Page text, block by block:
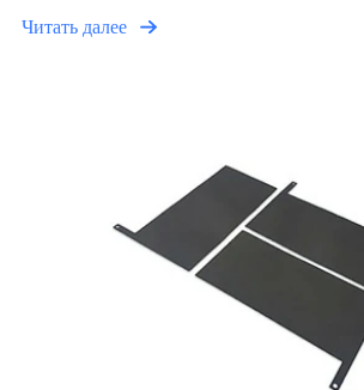
Читать далее